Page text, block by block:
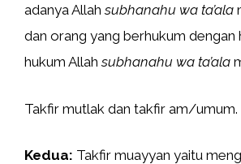
adanya Allahsubhanahu wa ta’ala
dan orang yang berhukum dengan
hukum Allahsubhanahu wa ta’ala
Takfir mutlak dan takfir am/umum.
Kedua: Takfir muayyan yaitu